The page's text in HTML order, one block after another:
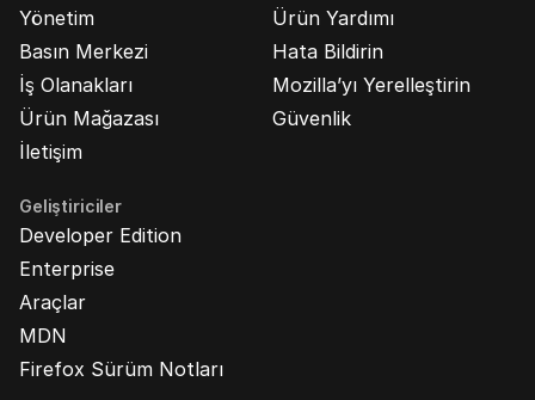
Yönetim
Basın Merkezi
İş Olanakları
Ürün Mağazası
İletişim
Ürün Yardımı
Hata Bildirin
Mozilla’yı Yerelleştirin
Güvenlik
Geliştiriciler
Developer Edition
Enterprise
Araçlar
MDN
Firefox Sürüm Notları